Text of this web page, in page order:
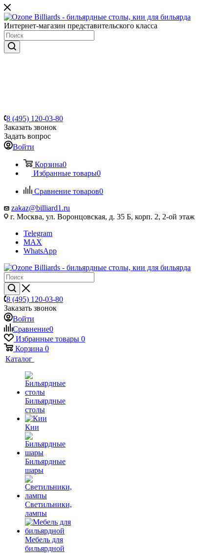
Интернет-магазин представительского класса
8 (495) 120-03-80
Заказать звонок
Задать вопрос
Войти
Корзина0
Избранные товары0
Сравнение товаров0
zakaz@billiard1.ru
г. Москва, ул. Воронцовская, д. 35 Б, корп. 2, 2-ой этаж
Telegram
MAX
WhatsApp
8 (495) 120-03-80
Заказать звонок
Войти
Сравнение0
Избранные товары 0
Корзина 0
Каталог
Бильярдные
столы
Кии
Бильярдные
шары
Светильники,
лампы
Мебель для
бильярдной